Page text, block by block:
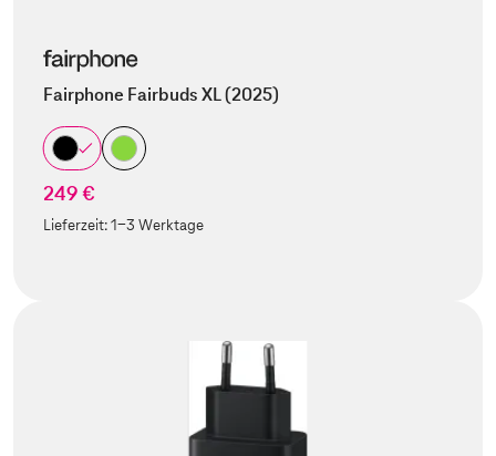
Fairphone Fairbuds XL (2025)
249 €
Lieferzeit:1-3 Werktage